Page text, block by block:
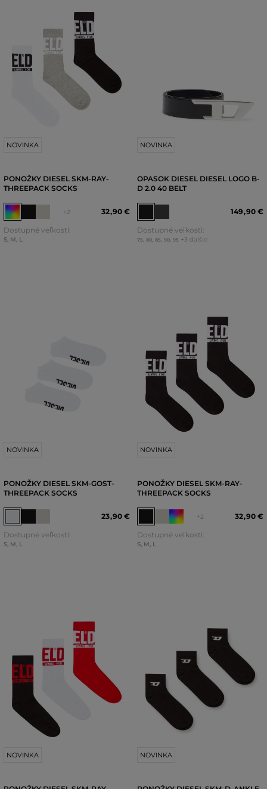
NOVINKA
PONOŽKY DIESEL SKM-RAY-
THREEPACK SOCKS
+2 32,90 €
Dostupné veľkosti:
S, M, L
NOVINKA
OPASOK DIESEL DIESEL LOGO B-
D 2.0 40 BELT
149,90 €
Dostupné veľkosti:
75 80, 85 90, 95 +3 ďalšie
NOVINKA
PONOŽKY DIESEL SKM-GOST-
THREEPACK SOCKS
23,90 €
Dostupné veľkosti:
S, M, L
NOVINKA
PONOŽKY DIESEL SKM-RAY-
THREEPACK SOCKS
+2 32,90 €
Dostupné veľkosti:
S, M, L
NOVINKA NOVINKA